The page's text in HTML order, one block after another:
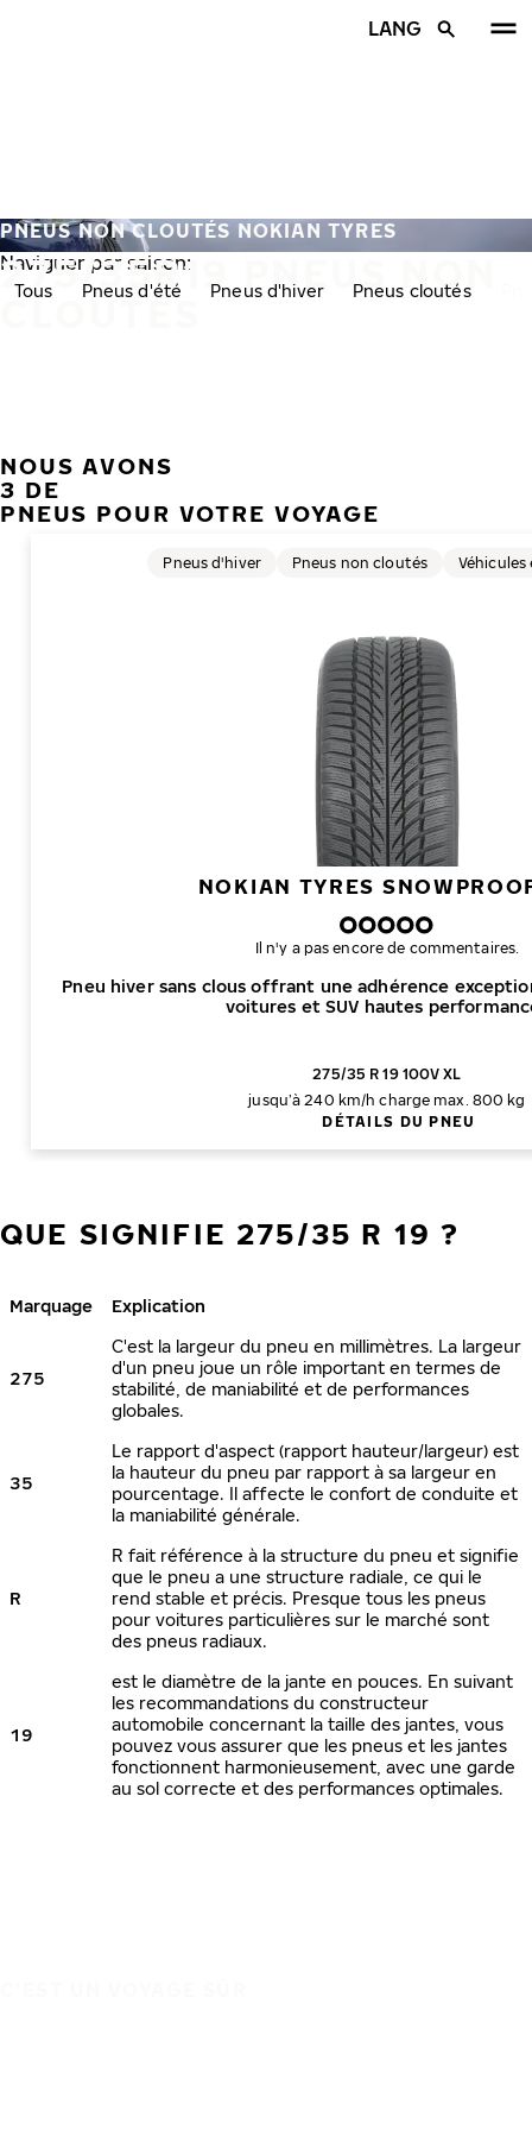
LANG
275/35R19 PNEUS NON
CLOUTÉS
PNEUS NON CLOUTÉS NOKIAN TYRES
Naviguer par saison:
Tous Pneus d'été Pneus d'hiver Pneus cloutés
NOUS AVONS
3 DE
PNEUS POUR VOTRE VOYAGE
NOKIAN TYRES
Pneu hiver sans clous offrant une adhérence
voitures et SUV hautes
Pneus d'hiver Pneus non cloutés
Il n'y a pas encore de commentaires.
275/35 R 19 100V XL
jusqu’à 240 km/h charge max. 800 kg
DÉTAILS DU PNEU
QUE SIGNIFIE 275/35 R 19 ?
Marquage Explication
275
C'est la largeur du pneu en millimètres. La largeur
d'un pneu joue un rôle important en termes de
stabilité, de maniabilité et de performances
globales.
35
Le rapport d'aspect (rapport hauteur/largeur) est
la hauteur du pneu par rapport à sa largeur en
pourcentage. Il affecte le confort de conduite et
la maniabilité générale.
R
R fait référence à la structure du pneu et signifie
que le pneu a une structure radiale, ce qui le
rend stable et précis. Presque tous les pneus
pour voitures particulières sur le marché sont
des pneus radiaux.
19
est le diamètre de la jante en pouces. En suivant
les recommandations du constructeur
automobile concernant la taille des jantes, vous
pouvez vous assurer que les pneus et les jantes
fonctionnent harmonieusement, avec une garde
au sol correcte et des performances optimales.